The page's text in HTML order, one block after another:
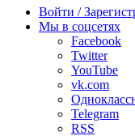
радио
Войти /
Мы в соцсетях
Facebook
Twitter
YouTube
vk.com
Telegram
RSS